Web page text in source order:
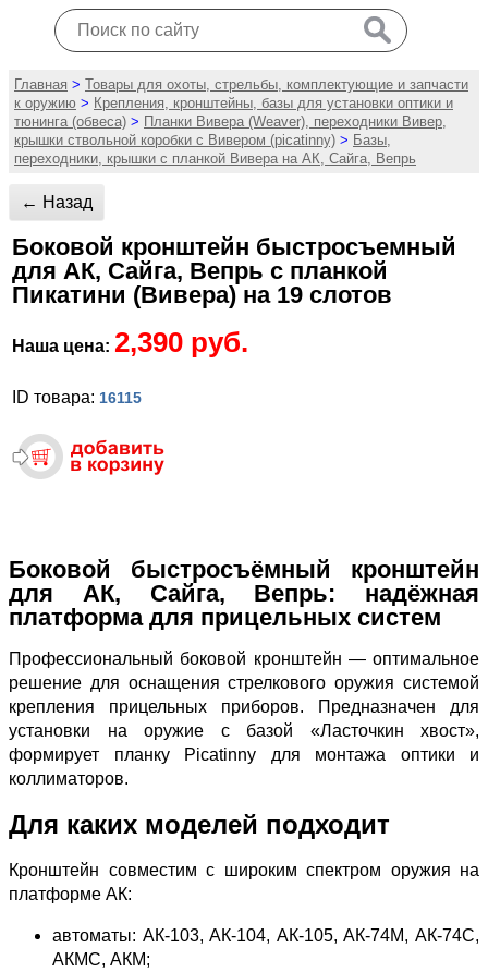
Главная > Товары для охоты, стрельбы, комплектующие и запчасти
к оружию > Крепления, кронштейны, базы для установки оптики и
тюнинга (обвеса) > Планки Вивера (Weaver), переходники Вивер,
крышки ствольной коробки с Вивером (picatinny) > Базы,
переходники, крышки с планкой Вивера на АК, Сайга, Вепрь
← Назад
Боковой кронштейн быстросъемный
для АК, Сайга, Вепрь с планкой
Пикатини (Вивера) на 19 слотов
Наша цена: 2,390 руб.
ID товара: 16115
Боковой быстросъёмный кронштейн
для АК, Сайга, Вепрь: надёжная
платформа для прицельных систем
Профессиональный боковой кронштейн — оптимальное
решение для оснащения стрелкового оружия системой
крепления прицельных приборов. Предназначен для
установки на оружие с базой «Ласточкин хвост»,
формирует планку Picatinny для монтажа оптики и
коллиматоров.
Для каких моделей подходит
Кронштейн совместим с широким спектром оружия на
платформе АК:
автоматы: АК‑103, АК‑104, АК‑105, АК‑74М, АК‑74С,
АКМС, АКМ;